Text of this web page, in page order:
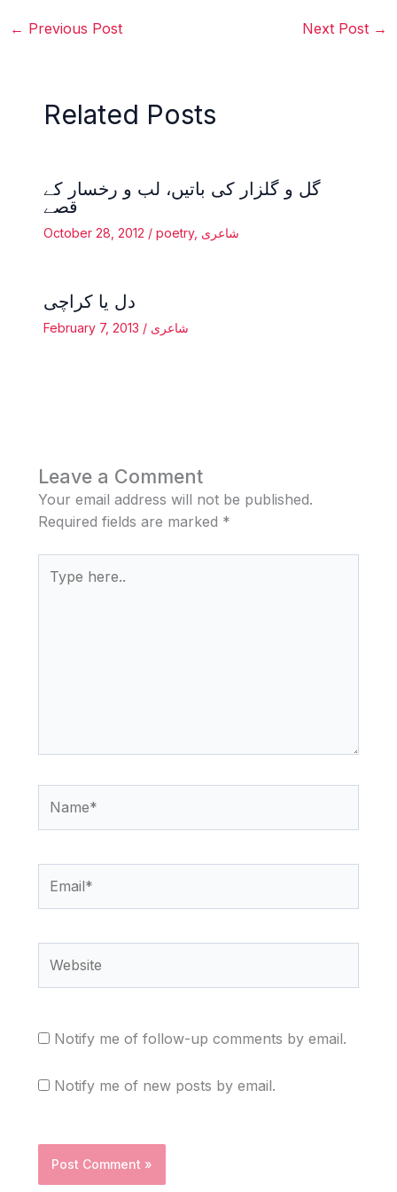
← Previous Post Next Post →
Related Posts
گل و گلزار کی باتیں، لب و رخسار کے
قصے
October 28, 2012 / poetry, شاعری
دل یا کراچی
February 7, 2013 / شاعری
Leave a Comment
Your email address will not be published.
Required fields are marked *
here..
Notify me of follow-up comments by email.
Notify me of new posts by email.